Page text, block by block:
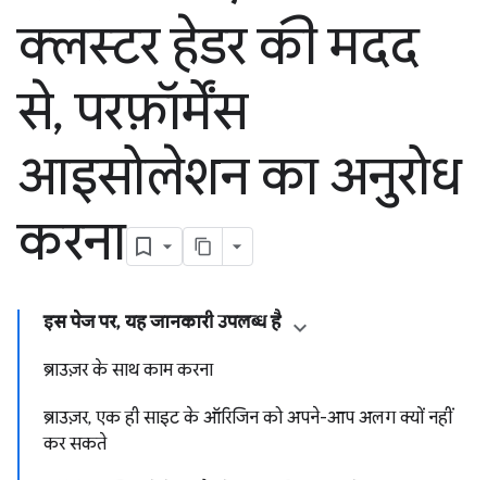
क्लस्टर हेडर की मदद
से,परफ़ॉर्मेंस
आइसोलेशन का अनुरोध
करना
इस पेज पर, यह जानकारी उपलब्ध है
ब्राउज़र के साथ काम करना
ब्राउज़र, एक ही साइट के ऑरिजिन को अपने-आप अलग क्यों नहीं
कर सकते